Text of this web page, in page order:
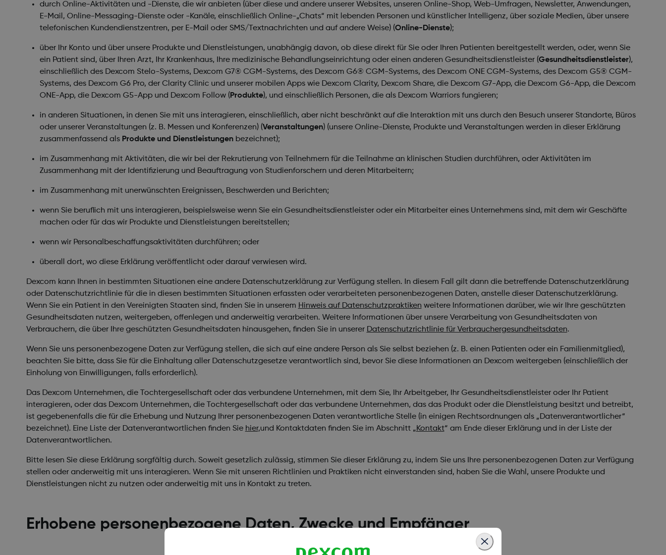
durch Online-Aktivitäten und -Dienste, die wir anbieten (über diese und andere unserer Websites, unseren Online-Shop, Web-Umfragen, Newsletter, Anwendungen,
E-Mail, Online-Messaging-Dienste oder -Kanäle, einschließlich Online-„Chats“ mit lebenden Personen und künstlicher Intelligenz, über soziale Medien, über unsere
telefonischen Kundendienstzentren, per E-Mail oder SMS/Textnachrichten und auf andere Weise) (Online-Dienste);
über Ihr Konto und über unsere Produkte und Dienstleistungen, unabhängig davon, ob diese direkt für Sie oder Ihren Patienten bereitgestellt werden, oder, wenn Sie
ein Patient sind, über Ihren Arzt, Ihr Krankenhaus, Ihre medizinische Behandlungseinrichtung oder einen anderen Gesundheitsdienstleister (Gesundheitsdienstleister),
einschließlich des Dexcom Stelo-Systems, Dexcom G7® CGM-Systems, des Dexcom G6® CGM-Systems, des Dexcom ONE CGM-Systems, des Dexcom G5® CGM-
Systems, des Dexcom G6 Pro, der Clarity Clinic und unserer mobilen Apps wie Dexcom Clarity, Dexcom Share, die Dexcom G7-App, die Dexcom G6-App, die Dexcom
ONE-App, die Dexcom G5-App und Dexcom Follow (Produkte), und einschließlich Personen, die als Dexcom Warriors fungieren;
in anderen Situationen, in denen Sie mit uns interagieren, einschließlich, aber nicht beschränkt auf die Interaktion mit uns durch den Besuch unserer Standorte, Büros
oder unserer Veranstaltungen (z. B. Messen und Konferenzen) (Veranstaltungen) (unsere Online-Dienste, Produkte und Veranstaltungen werden in dieser Erklärung
zusammenfassend als Produkte und Dienstleistungenbezeichnet);
im Zusammenhang mit Aktivitäten, die wir bei der Rekrutierung von Teilnehmern für die Teilnahme an klinischen Studien durchführen, oder Aktivitäten im
Zusammenhang mit der Identifizierung und Beauftragung von Studienforschern und deren Mitarbeitern;
im Zusammenhang mit unerwünschten Ereignissen, Beschwerden und Berichten;
wenn Sie beruflich mit uns interagieren, beispielsweise wenn Sie ein Gesundheitsdienstleister oder ein Mitarbeiter eines Unternehmens sind, mit dem wir Geschäfte
machen oder für das wir Produkte und Dienstleistungen bereitstellen;
wenn wir Personalbeschaffungsaktivitäten durchführen; oder
überall dort, wo diese Erklärung veröffentlicht oder darauf verwiesen wird.
Dexcom kann Ihnen in bestimmten Situationen eine andere Datenschutzerklärung zur Verfügung stellen. In diesem Fall gilt dann die betreffende Datenschutzerklärung
oder Datenschutzrichtlinie für die in diesen bestimmten Situationen erfassten oder verarbeiteten personenbezogenen Daten, anstelle dieser Datenschutzerklärung.
Wenn Sie ein Patient in den Vereinigten Staaten sind, finden Sie in unserem Hinweis auf Datenschutzpraktiken weitere Informationen darüber, wie wir Ihre geschützten
Gesundheitsdaten nutzen, weitergeben, offenlegen und anderweitig verarbeiten. Weitere Informationen über unsere Verarbeitung von Gesundheitsdaten von
Verbrauchern, die über Ihre geschützten Gesundheitsdaten hinausgehen, finden Sie in unserer Datenschutzrichtlinie für Verbrauchergesundheitsdaten.
Wenn Sie uns personenbezogene Daten zur Verfügung stellen, die sich auf eine andere Person als Sie selbst beziehen (z. B. einen Patienten oder ein Familienmitglied),
beachten Sie bitte, dass Sie für die Einhaltung aller Datenschutzgesetze verantwortlich sind, bevor Sie diese Informationen an Dexcom weitergeben (einschließlich der
Einholung von Einwilligungen, falls erforderlich).
Das Dexcom Unternehmen, die Tochtergesellschaft oder das verbundene Unternehmen, mit dem Sie, Ihr Arbeitgeber, Ihr Gesundheitsdienstleister oder Ihr Patient
interagieren, oder das Dexcom Unternehmen, die Tochtergesellschaft oder das verbundene Unternehmen, das das Produkt oder die Dienstleistung besitzt und betreibt,
ist gegebenenfalls die für die Erhebung und Nutzung Ihrer personenbezogenen Daten verantwortliche Stelle (in einigen Rechtsordnungen als „Datenverantwortlicher“
bezeichnet). Eine Liste der Datenverantwortlichen finden Sie hier,und Kontaktdaten finden Sie im Abschnitt „Kontakt“ am Ende dieser Erklärung und in der Liste der
Datenverantwortlichen.
Bitte lesen Sie diese Erklärung sorgfältig durch. Soweit gesetzlich zulässig, stimmen Sie dieser Erklärung zu, indem Sie uns Ihre personenbezogenen Daten zur Verfügung
stellen oder anderweitig mit uns interagieren. Wenn Sie mit unseren Richtlinien und Praktiken nicht einverstanden sind, haben Sie die Wahl, unsere Produkte und
Dienstleistungen nicht zu nutzen oder anderweitig mit uns in Kontakt zu treten.
Erhobene personenbezogene Daten, Zwecke und Empfänger